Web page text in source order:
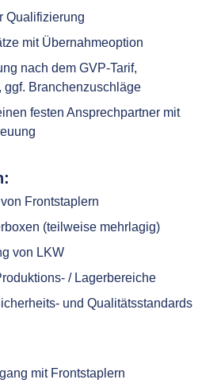
Qualifizierung
mit Übernahmeoption
nach dem GVP-Tarif,
ggf. Branchenzuschläge
festen Ansprechpartner mit
Frontstaplern
(teilweise mehrlagig)
von LKW
/ Lagerbereiche
und Qualitätsstandards
mit Frontstaplern